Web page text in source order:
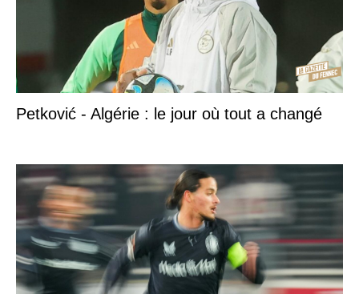
Petković - Algérie : le jour où tout a changé